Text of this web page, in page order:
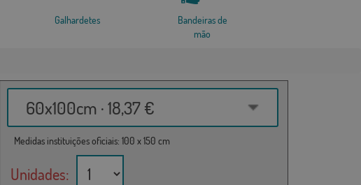
Galhardetes
Bandeiras de
mão
60x100cm · 18,37 €
Medidas instituições oficiais: 100 x 150 cm
Unidades: